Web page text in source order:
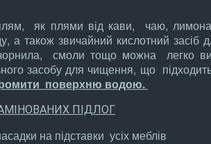
як плями від кави, чаю,
а також звичайний кислотний
смоли тощо можна легко
засобу для чищення, що
поверхню водою.
ПІДЛОГ
на підставки усіх меблів